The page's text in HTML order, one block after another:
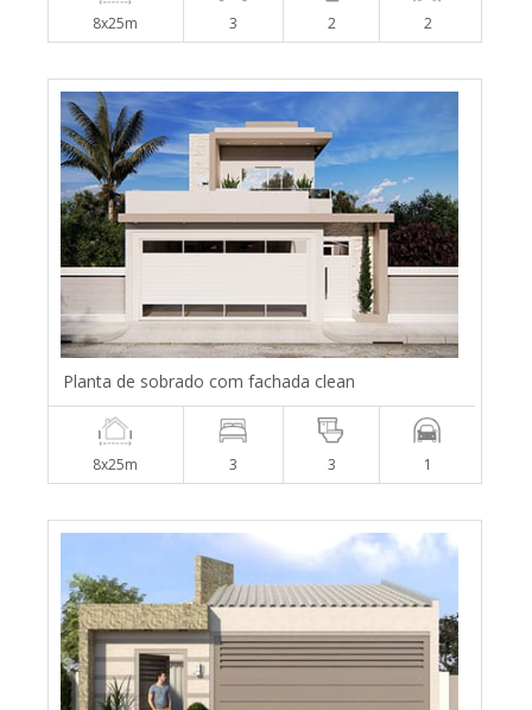
8x25m 3 2 2
Planta de sobrado com fachada clean
8x25m 3 3 1